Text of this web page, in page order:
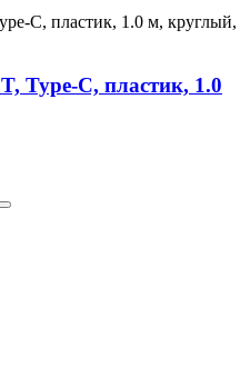
Type-C, пластик, 1.0